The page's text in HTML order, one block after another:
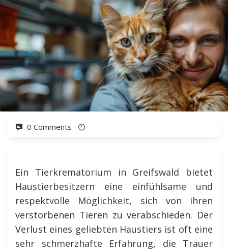
0 Comments
Ein Tierkrematorium in Greifswald bietet
Haustierbesitzern eine einfühlsame und
respektvolle Möglichkeit, sich von ihren
verstorbenen Tieren zu verabschieden. Der
Verlust eines geliebten Haustiers ist oft eine
sehr schmerzhafte Erfahrung, die Trauer